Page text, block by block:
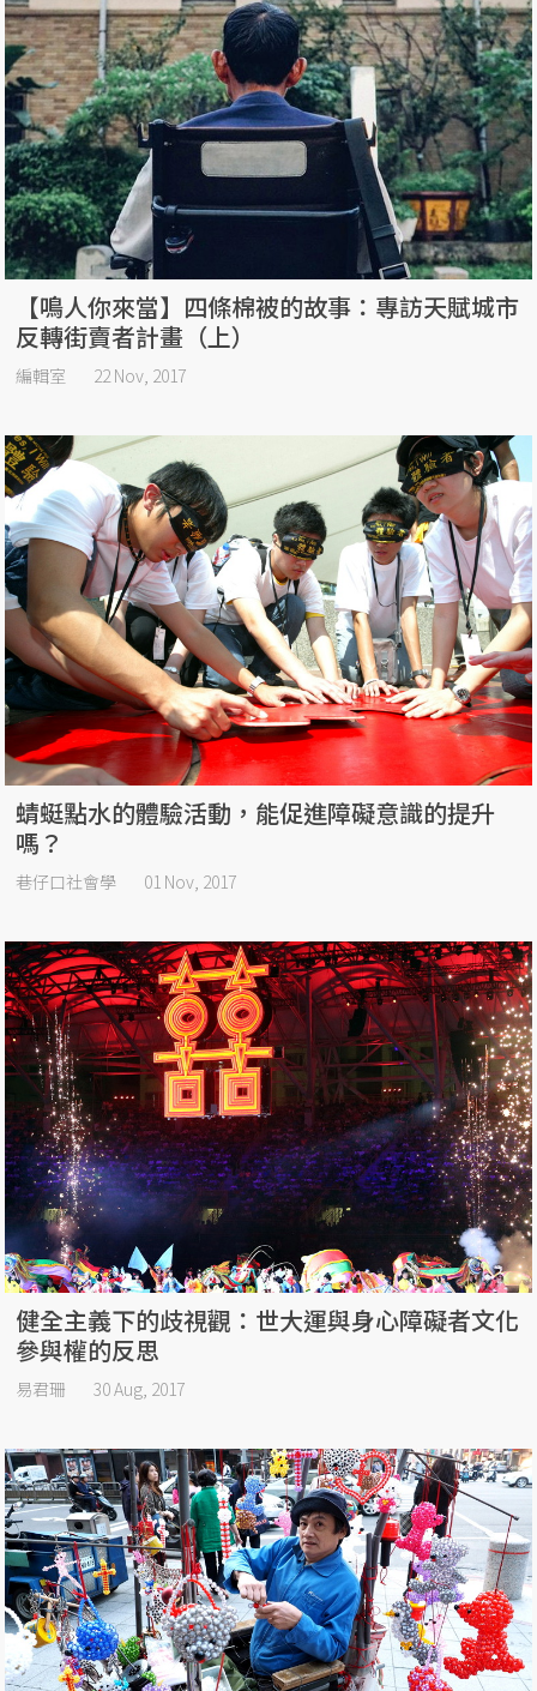
【鳴人你來當】四條棉被的故事：專訪天賦城市
反轉街賣者計畫（上）
編輯室 22 Nov, 2017
蜻蜓點水的體驗活動，能促進障礙意識的提升
嗎？
巷仔口社會學 01 Nov, 2017
健全主義下的歧視觀：世大運與身心障礙者文化
參與權的反思
易君珊 30 Aug, 2017